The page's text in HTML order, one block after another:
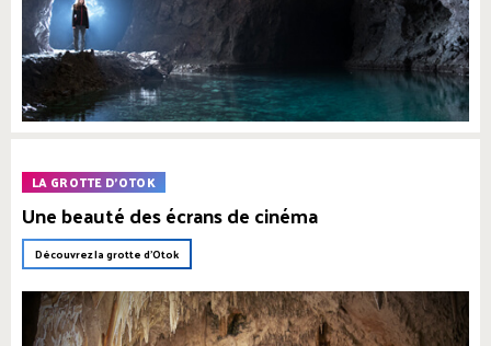
LA GROTTE D'OTOK
Une beauté des écrans de cinéma
Découvrez la grotte d'Otok